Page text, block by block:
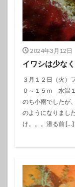
2024年3月12日
イワシは少な
３月１２日（火）
０～１５ｍ 水温
のち小雨でしたが
のようになりまし
け。。。潜る前 […]